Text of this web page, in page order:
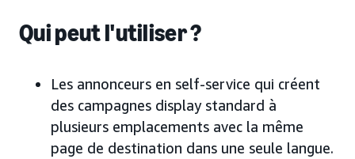
Qui peut l'utiliser ?
Les annonceurs en self-service qui créent
des campagnes display standard à
plusieurs emplacements avec la même
page de destination dans une seule langue.